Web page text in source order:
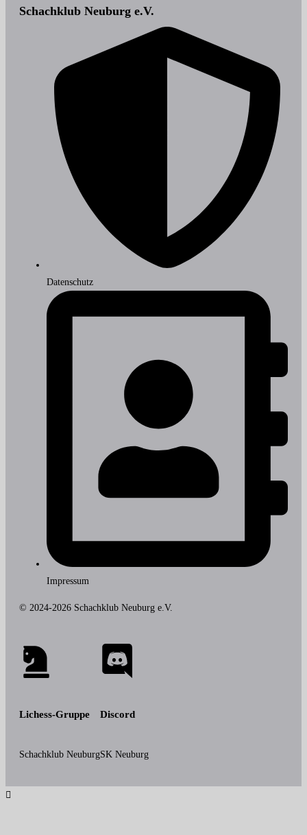
Schachklub Neuburg e.V.
Datenschutz
Impressum
© 2024-2026 Schachklub Neuburg e.V.
Lichess-Gruppe
Schachklub Neuburg
Discord
SK Neuburg